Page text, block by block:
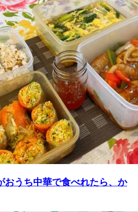
おうち中華で食べれたら、か